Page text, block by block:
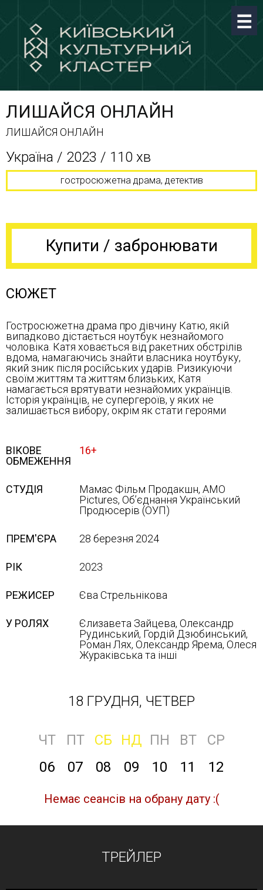
ЛИШАЙСЯ ОНЛАЙН
ЛИШАЙСЯ ОНЛАЙН
Україна / 2023 / 110 хв
гостросюжетна драма, детектив
Купити / забронювати
СЮЖЕТ
Гостросюжетна драма про дівчину Катю, якій
випадково дістається ноутбук незнайомого
чоловіка. Катя ховається від ракетних обстрілів
вдома, намагаючись знайти власника ноутбуку,
який зник після російських ударів. Ризикуючи
своїм життям та життям близьких, Катя
намагається врятувати незнайомих українців.
Історія українців, не супергероїв, у яких не
залишається вибору, окрім як стати героями
ВІКОВЕ
ОБМЕЖЕННЯ
16+
СТУДІЯ
Мамас Фільм Продакшн, АМО
Pictures, Обʼєднання Український
Продюсерів (ОУП)
ПРЕМ'ЄРА 28 березня 2024
РІК 2023
РЕЖИСЕР Єва Стрельнікова
У РОЛЯХ
Єлизавета Зайцева, Олександр
Рудинський, Гордій Дзюбинський,
Роман Лях, Олександр Ярема, Олеся
Жураківська та інші
18 ГРУДНЯ, ЧЕТВЕР
ЧТ ПТ СБ НД ПН ВТ
СР
06
07 08 09 10 11 12
Немає сеансів на обрану дату :(
ТРЕЙЛЕР